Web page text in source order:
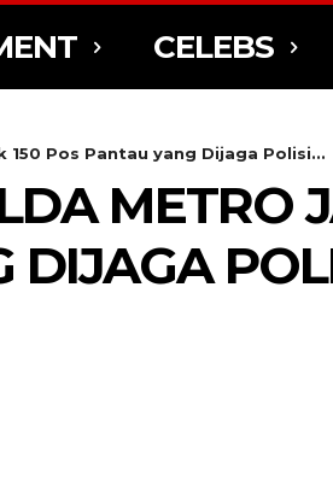
CELEBS
Pos Pantau yang Dijaga Polisi...
METRO
DIJAGA